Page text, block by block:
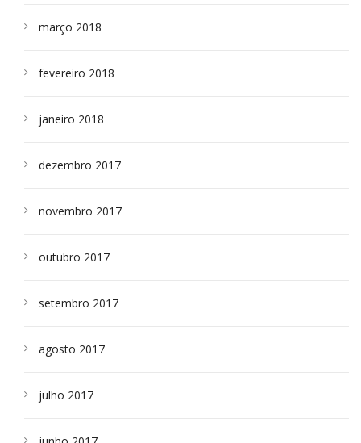
março 2018
fevereiro 2018
janeiro 2018
dezembro 2017
novembro 2017
outubro 2017
setembro 2017
agosto 2017
julho 2017